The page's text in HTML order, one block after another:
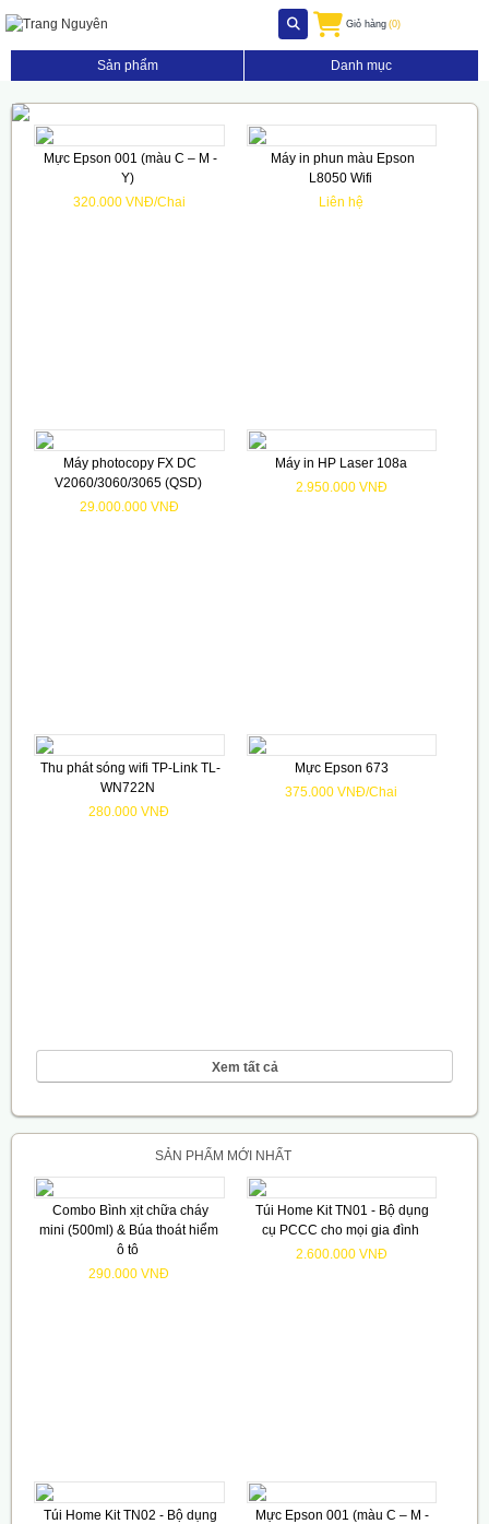
Giỏ hàng (0)
Sản phẩm Danh mục
Mực Epson 001 (màu C – M -
Y)
320.000 VNĐ/Chai
Máy in phun màu Epson
L8050 Wifi
Liên hệ
Máy photocopy FX DC
V2060/3060/3065 (QSD)
29.000.000 VNĐ
Máy in HP Laser 108a
2.950.000 VNĐ
Thu phát sóng wifi TP-Link TL-
WN722N
280.000 VNĐ
Mực Epson 673
375.000 VNĐ/Chai
Xem tất cả
SẢN PHẨM MỚI NHẤT
Combo Bình xịt chữa cháy
mini (500ml) & Búa thoát hiểm
ô tô
290.000 VNĐ
Túi Home Kit TN01 - Bộ dụng
cụ PCCC cho mọi gia đình
2.600.000 VNĐ
Túi Home Kit TN02 - Bộ dụng
Mực Epson 001 (màu C – M -